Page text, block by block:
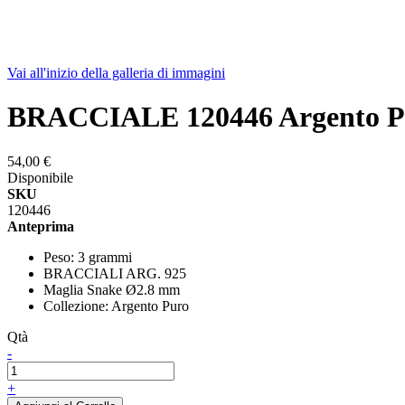
Vai all'inizio della galleria di immagini
BRACCIALE 120446 Argento
54,00 €
Disponibile
SKU
120446
Anteprima
Peso: 3 grammi
BRACCIALI ARG. 925
Maglia Snake Ø2.8 mm
Collezione: Argento Puro
Qtà
-
+